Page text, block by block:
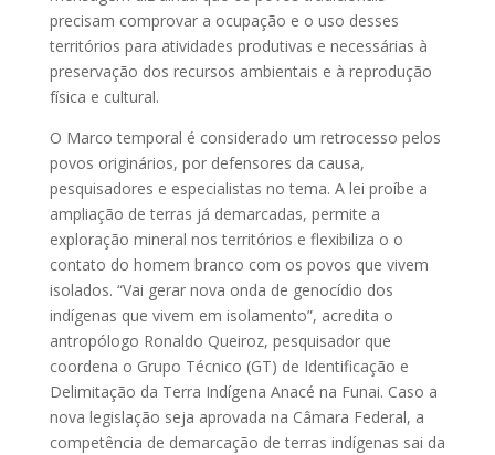
precisam comprovar a ocupação e o uso desses
territórios para atividades produtivas e necessárias à
preservação dos recursos ambientais e à reprodução
física e cultural.
O Marco temporal é considerado um retrocesso pelos
povos originários, por defensores da causa,
pesquisadores e especialistas no tema. A lei proíbe a
ampliação de terras já demarcadas, permite a
exploração mineral nos territórios e flexibiliza o o
contato do homem branco com os povos que vivem
isolados. “Vai gerar nova onda de genocídio dos
indígenas que vivem em isolamento”, acredita o
antropólogo Ronaldo Queiroz, pesquisador que
coordena o Grupo Técnico (GT) de Identificação e
Delimitação da Terra Indígena Anacé na Funai. Caso a
nova legislação seja aprovada na Câmara Federal, a
competência de demarcação de terras indígenas sai da